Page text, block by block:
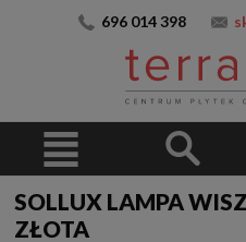
696 014 398
SOLLUX LAMPA
ZŁOTA